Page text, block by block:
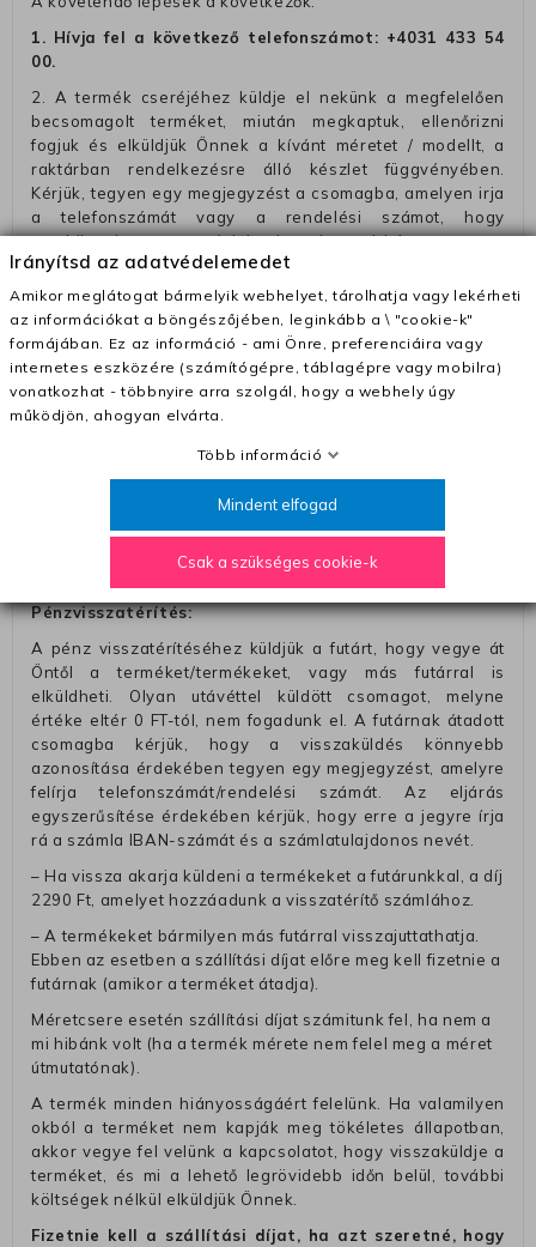
1. Hívja fel a következő telefonszámot: +4031 433 54
00.
2. A termék cseréjéhez küldje el nekünk a megfelelően
becsomagolt terméket, miután megkaptuk, ellenőrizni
fogjuk és elküldjük Önnek a kívánt méretet / modellt, a
raktárban rendelkezésre álló készlet függvényében.
Kérjük, tegyen egy megjegyzést a csomagba, amelyen irja
a telefonszámát vagy a rendelési számot, hogy
megkönnyitse az azonósitást és a visszatéritést.
Az elküldött csomagok visszautasításra kerülnek, ha
ezeket nem megfelelő módon csomagolják !!
Szállítási díjak:
– Futár - kézbesítés az ország egész területén, 2-3
munkanapon belül a megrendelés e-mailben / sms-ben
történő megerősítésétől számítva
– Szállítás 1700 Ft (+400 Ft utánvéttel)
– A kapott termék cseréjéért 3780 Ft szállítási díjat
Pénzvisszatérítés:
A pénz visszatérítéséhez küldjük a futárt, hogy vegye át
Öntől a terméket/termékeket, vagy más futárral is
elküldheti. Olyan utávéttel küldött csomagot, melyne
értéke eltér 0 FT-tól, nem fogadunk el. A futárnak átadott
csomagba kérjük, hogy a visszaküldés könnyebb
azonosítása érdekében tegyen egy megjegyzést, amelyre
felírja telefonszámát/rendelési számát. Az eljárás
egyszerűsítése érdekében kérjük, hogy erre a jegyre írja
rá a számla IBAN-számát és a számlatulajdonos nevét.
– Ha vissza akarja küldeni a termékeket a futárunkkal, a díj
2290 Ft, amelyet hozzáadunk a visszatérítő számlához.
– A termékeket bármilyen más futárral visszajuttathatja.
Ebben az esetben a szállítási díjat előre meg kell fizetnie a
futárnak (amikor a terméket átadja).
Méretcsere esetén szállítási díjat számitunk fel, ha nem a
mi hibánk volt (ha a termék mérete nem felel meg a méret
útmutatónak).
A termék minden hiányosságáért felelünk. Ha valamilyen
okból a terméket nem kapják meg tökéletes állapotban,
akkor vegye fel velünk a kapcsolatot, hogy visszaküldje a
terméket, és mi a lehető legrövidebb időn belül, további
költségek nélkül elküldjük Önnek.
Fizetnie kell a szállítási díjat, ha azt szeretné, hogy
Irányítsd az adatvédelemedet
Amikor meglátogat bármelyik webhelyet, tárolhatja vagy lekérheti
az információkat a böngészőjében, leginkább a \ "cookie-k"
formájában. Ez az információ - ami Önre, preferenciáira vagy
internetes eszközére (számítógépre, táblagépre vagy mobilra)
vonatkozhat - többnyire arra szolgál, hogy a webhely úgy
működjön, ahogyan elvárta.
Több információ
Mindent elfogad
Csak a szükséges cookie-k